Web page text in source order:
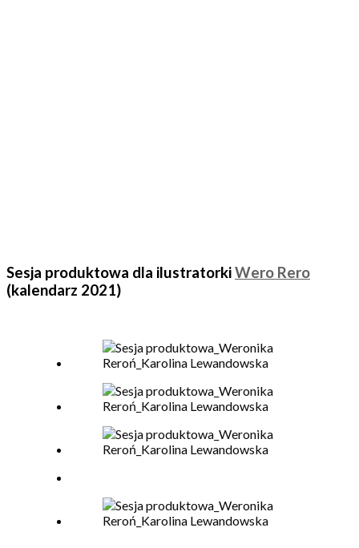
Sesja produktowa dla ilustratorkiWero Rero
(kalendarz 2021)